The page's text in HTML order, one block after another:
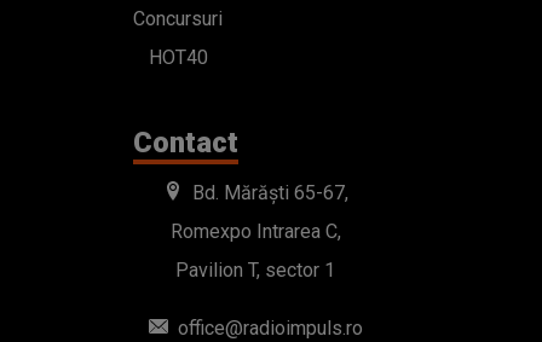
Concursuri
HOT40
Contact
Bd. Mărăști 65-67,
Romexpo Intrarea C,
Pavilion T, sector 1
office@radioimpuls.ro